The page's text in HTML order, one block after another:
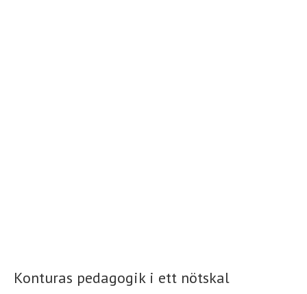
Konturas pedagogik i ett nötskal